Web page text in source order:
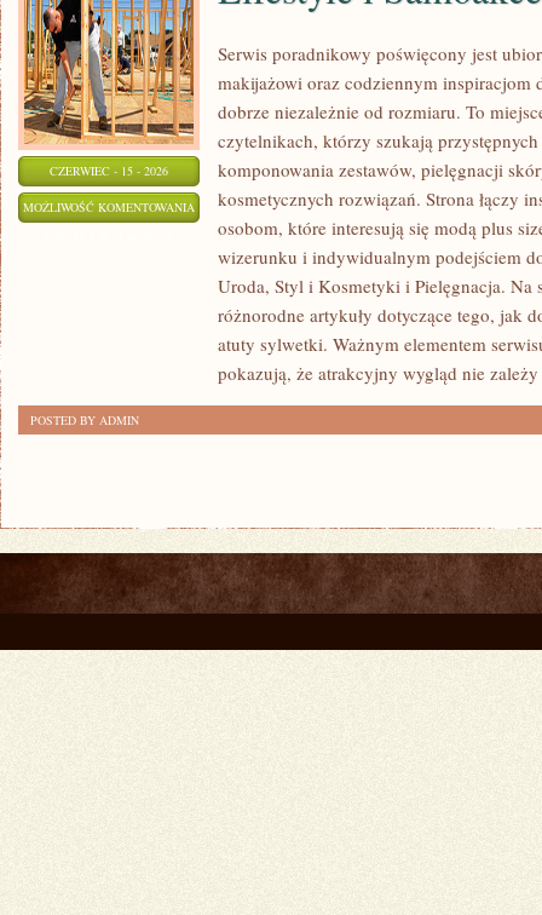
CZERWIEC - 15 - 2026
MOŻLIWOŚĆ KOMENTOWANIA LIFESTYLE
SAMOAKCEPTACJA
Serwis poradnikowy poświęcony jest
makijażowi oraz codziennym inspiracjom
dobrze niezależnie od rozmiaru. To
czytelnikach, którzy szukają
komponowania zestawów, pielęgnacji
kosmetycznych rozwiązań. Strona łączy
osobom, które interesują się modą plus
wizerunku i indywidualnym podejściem
Uroda, Styl i Kosmetyki i Pielęgnacja. Na
różnorodne artykuły dotyczące tego, jak
atuty sylwetki. Ważnym elementem
pokazują, że atrakcyjny wygląd nie zależy
POSTED BY ADMIN